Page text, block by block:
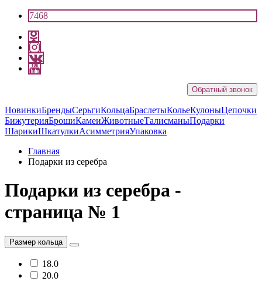
7468
Обратный звонок
НовинкиБрендыСерьгиКольцаБраслетыКольеКулоныЦепочки
БижутерияБрошиКамеиЖивотныеТалисманыПодарки
ШарикиШкатулкиАсимметрияУпаковка
Главная
Подарки из серебра
Подарки из серебра -
страница № 1
Размер кольца
18.0
20.0